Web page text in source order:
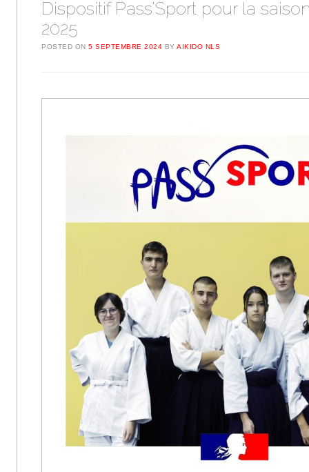
Dispositif Pass’Sport pour la
2025
POSTED ON5 SEPTEMBRE 2024 BYAIKIDO NLS